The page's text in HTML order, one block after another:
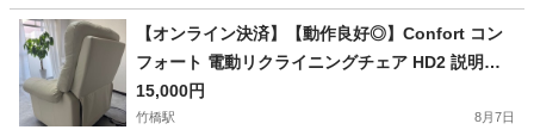
東京 足立区 北千住駅 照明器具 折りたたみ
【オンライン決済】【動作良好◎】Confort コン
フォート 電動リクライニングチェア HD2 説明書
付 マツエク ネイル エステ
15,000円
竹橋駅 8月7日